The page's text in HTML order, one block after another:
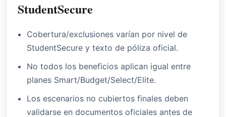
StudentSecure
Cobertura/exclusiones varían por nivel de
StudentSecure y texto de póliza oficial.
No todos los beneficios aplican igual entre
planes Smart/Budget/Select/Elite.
Los escenarios no cubiertos finales deben
validarse en documentos oficiales antes de